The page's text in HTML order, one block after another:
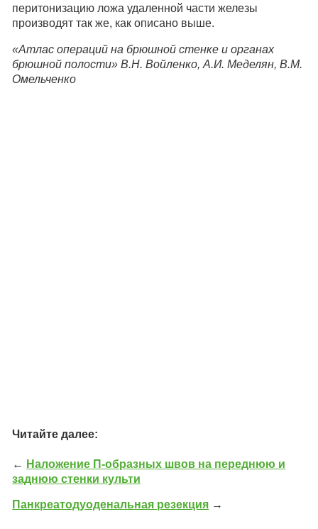
перитонизацию ложа удаленной части железы
производят так же, как описано выше.
«Атлас операций на брюшной стенке и органах
брюшной полости» В.Н. Войленко, А.И. Меделян, В.М.
Омельченко
Читайте далее:
← Наложение П-образных швов на переднюю и
заднюю стенки культи
Панкреатодуоденальная резекция →